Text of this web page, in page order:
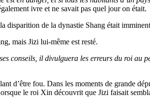
ivre et ne savait pas quel jour on était.
disparition de la dynastie Shang était
mais Jizi lui-même est resté.
conseils, il divulguera les erreurs du roi au
d’être fou. Dans les moments de grande
le roi Xin découvrit que Jizi faisait